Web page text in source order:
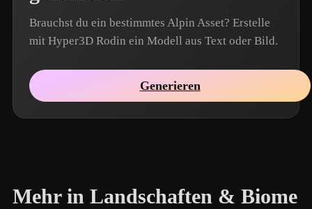
Brauchst du ein bestimmtes Alpin Asset? Erstelle
mit Hyper3D Rodin ein Modell aus Text oder Bild.
Generieren
Mehr in Landschaften & Biome